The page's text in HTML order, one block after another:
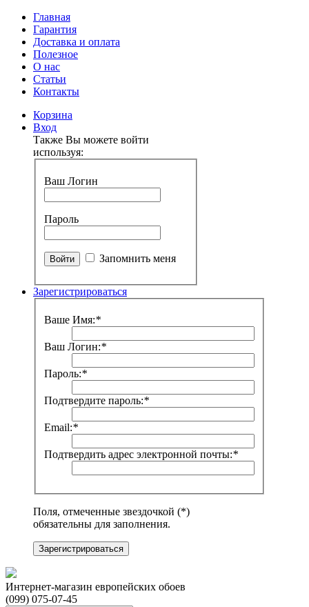
Главная
Гарантия
Доставка и оплата
Полезное
О нас
Статьи
Контакты
Корзина
Вход
Также Вы можете войти
используя:
Ваш Логин
Пароль
Запомнить меня
Зарегистрироваться
Ваше Имя:*
Ваш Логин:*
Пароль:*
Подтвердите пароль:*
Email:*
Подтвердить адрес электронной почты:*
Поля, отмеченные звездочкой (*)
обязательны для заполнения.
Зарегистрироваться
Интернет-магазин европейских обоев
(099) 075-07-45